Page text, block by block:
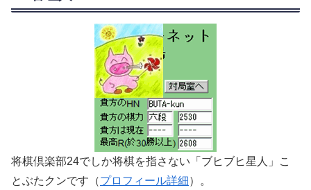
将棋倶楽部24でしか将棋を指さない「ブヒブヒ星人」こ
とぶたクンです（プロフィール詳細 ）。